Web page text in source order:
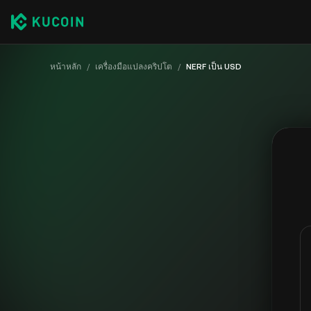
หน้าหลัก / เครื่องมือแปลงคริปโต / NERF เป็น USD